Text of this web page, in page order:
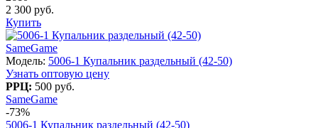
2 300 руб.
Купить
SameGame
Модель: 5006-1 Купальник раздельный (42-50)
Узнать оптовую цену
РРЦ: 500 руб.
SameGame
-73%
5006-1 Купальник раздельный (42-50)